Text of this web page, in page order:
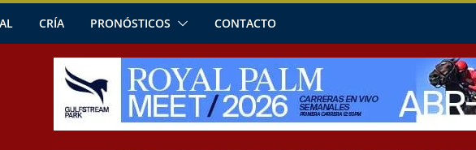
CRÍA PRONÓSTICOS CONTACTO